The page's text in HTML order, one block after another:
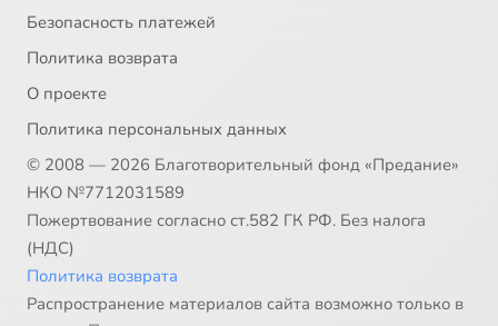
Безопасность платежей
Политика возврата
О проекте
Политика персональных данных
© 2008 — 2026 Благотворительный фонд «Предание»
НКО №7712031589
Пожертвование согласно ст.582 ГК РФ. Без налога
(НДС)
Политика возврата
Распространение материалов сайта возможно только в